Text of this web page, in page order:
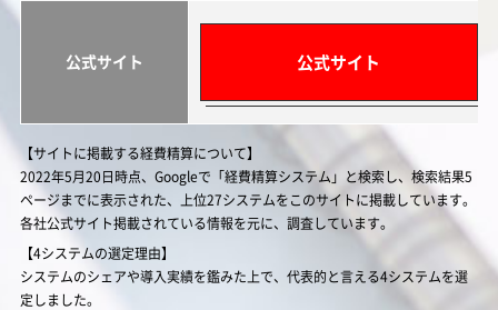
公式サイト 公式サイト
【サイトに掲載する経費精算について】
2022年5月20日時点、Googleで「経費精算システム」と検索し、検索結果5
ページまでに表示された、上位27システムをこのサイトに掲載しています。
各社公式サイト掲載されている情報を元に、調査しています。
【4システムの選定理由】
システムのシェアや導入実績を鑑みた上で、代表的と言える4システムを選
定しました。